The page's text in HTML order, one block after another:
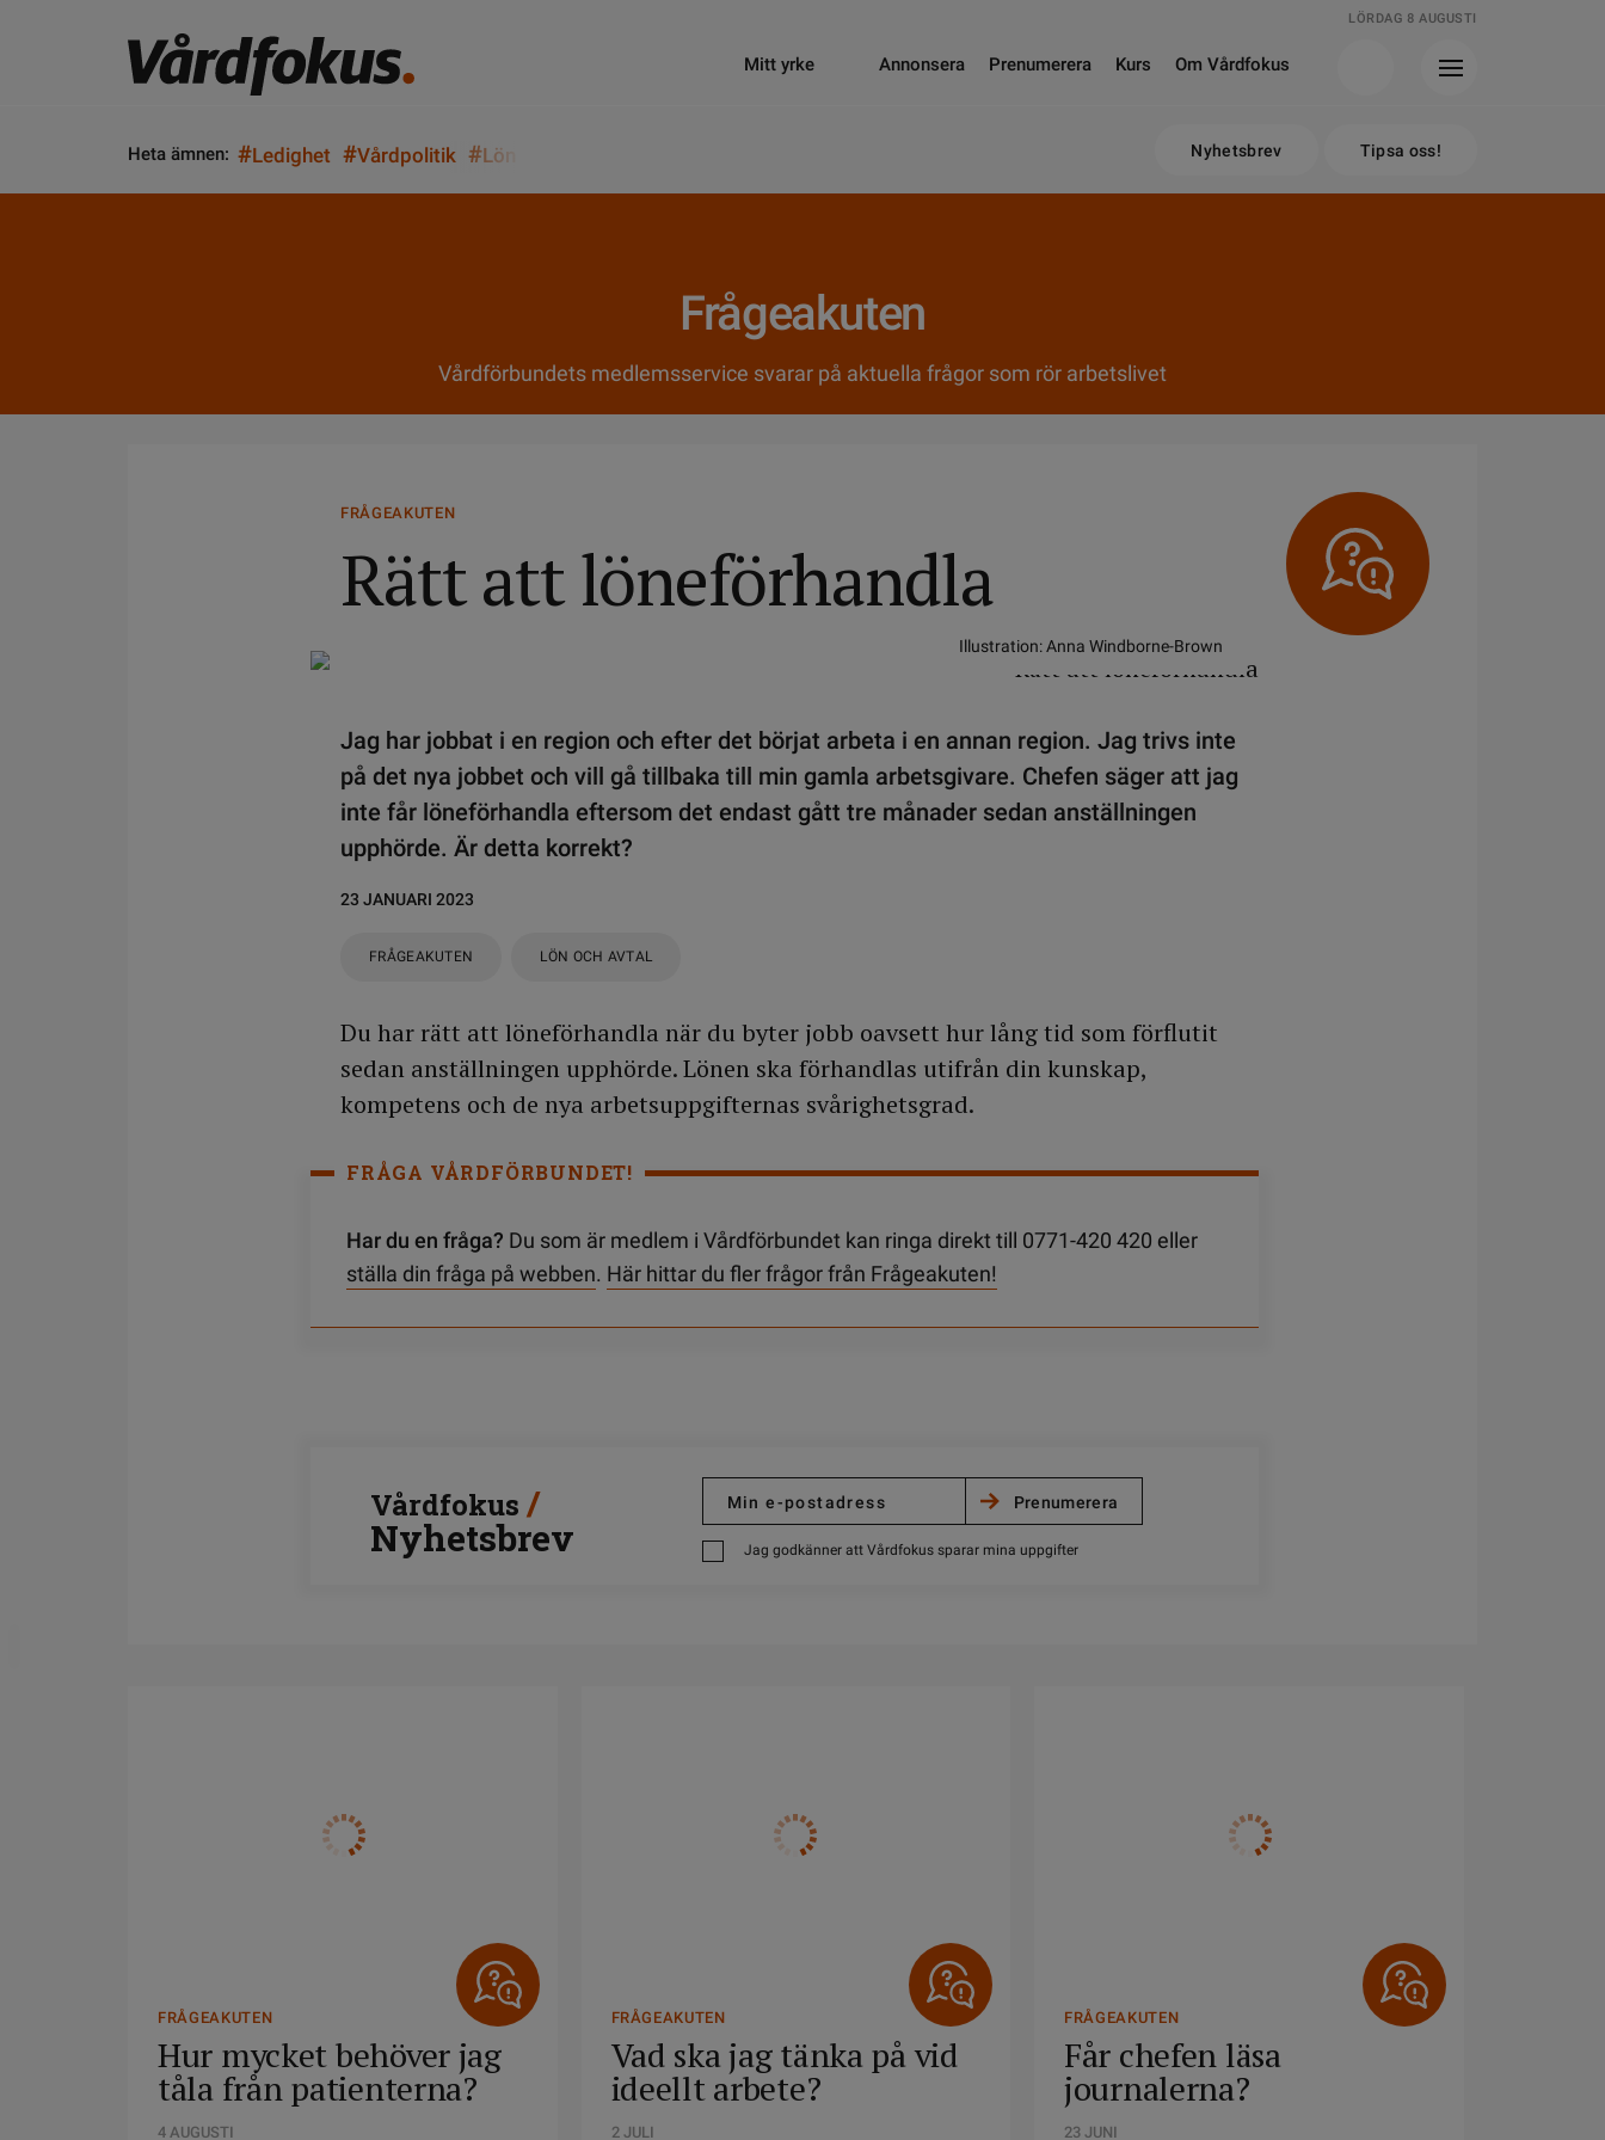
LÖRDAG 8 AUGUSTI
Mitt yrke Annonsera Prenumerera Kurs Om Vårdfokus
Heta ämnen: #Ledighet #Vårdpolitik #Lön Nyhetsbrev Tipsa oss!
Frågeakuten
Vårdförbundets medlemsservice svarar på aktuella frågor som rör arbetslivet
FRÅGEAKUTEN
Rätt att löneförhandla
Illustration: Anna Windborne-Brown
Jag har jobbat i en region och efter det börjat arbeta i en annan region. Jag trivs inte
på det nya jobbet och vill gå tillbaka till min gamla arbetsgivare. Chefen säger att jag
inte får löneförhandla eftersom det endast gått tre månader sedan anställningen
upphörde. Är detta korrekt?
23 JANUARI 2023
FRÅGEAKUTEN LÖN OCH AVTAL
Du har rätt att löneförhandla när du byter jobb oavsett hur lång tid som förflutit
sedan anställningen upphörde. Lönen ska förhandlas utifrån din kunskap,
kompetens och de nya arbetsuppgifternas svårighetsgrad.
FRÅGA VÅRDFÖRBUNDET!
Har du en fråga? Du som är medlem i Vårdförbundet kan ringa direkt till 0771-420 420 eller
ställa din fråga på webben. Här hittar du fler frågor från Frågeakuten!
Vårdfokus /
Nyhetsbrev Jag godkänner att Vårdfokus sparar mina uppgifter
FRÅGEAKUTEN
Hur mycket behöver jag
tåla från patienterna?
4 AUGUSTI
FRÅGEAKUTEN
Vad ska jag tänka på vid
ideellt arbete?
2 JULI
FRÅGEAKUTEN
Får chefen läsa
journalerna?
23 JUNI